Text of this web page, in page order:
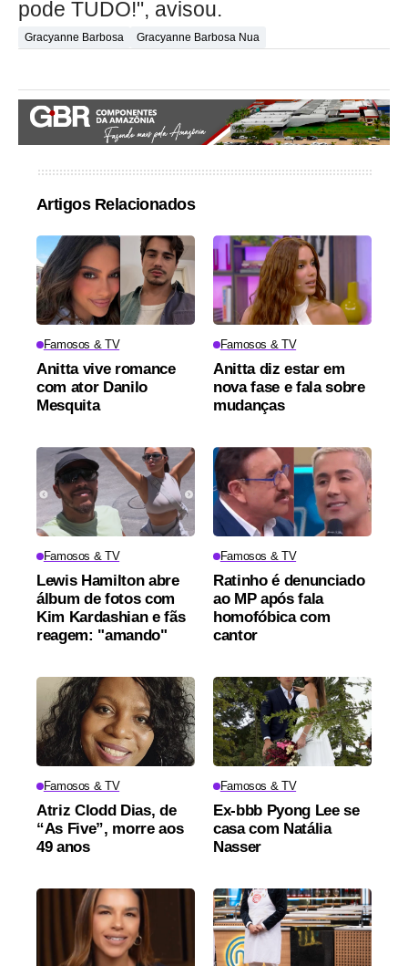
pode TUDO!", avisou.
Gracyanne Barbosa Gracyanne Barbosa Nua
Artigos Relacionados
Famosos & TV
Anitta vive romance
com ator Danilo
Mesquita
Famosos & TV
Anitta diz estar em
nova fase e fala sobre
mudanças
Famosos & TV
Lewis Hamilton abre
álbum de fotos com
Kim Kardashian e fãs
reagem: "amando"
Famosos & TV
Ratinho é denunciado
ao MP após fala
homofóbica com
cantor
Famosos & TV
Atriz Clodd Dias, de
“As Five”, morre aos
49 anos
Famosos & TV
Ex-bbb Pyong Lee se
casa com Natália
Nasser